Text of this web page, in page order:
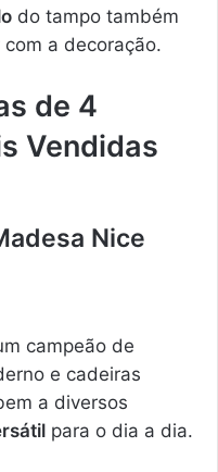
do tampo também
a decoração.
de 4
Vendidas
Nice
campeão de
e cadeiras
a diversos
para o dia a dia.